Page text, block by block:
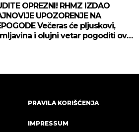
OPREZNI! RHMZ IZDAO
UPOZORENJE NA
Večeras će pljuskovi,
i olujni vetar pogoditi ove
PRAVILA KORIŠĆENJA
IMPRESSUM